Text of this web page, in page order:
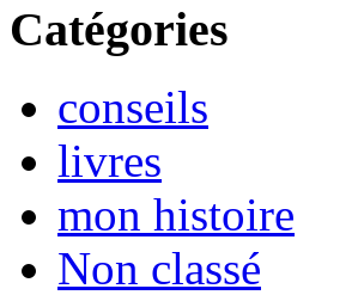
Catégories
conseils
livres
mon histoire
Non classé